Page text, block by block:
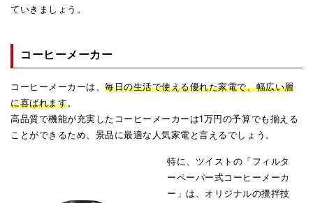
ていきましょう。
コーヒーメーカー
コーヒーメーカーは、毎日の生活で使える優れた家電で、幅広い層
に喜ばれます。
高品質で機能が充実したコーヒーメーカーは1万円の予算でも揃える
ことができるため、景品に最適な人気家電と言えるでしょう。
特に、ツイストの「フィルタ
ーペーパー式コーヒーメーカ
ー」は、オリジナルの攪拌技